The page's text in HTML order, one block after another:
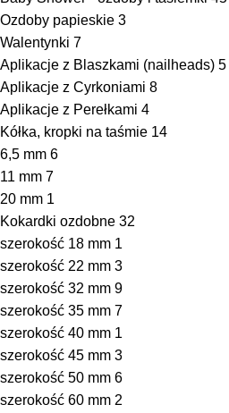
Ozdoby papieskie 3
Walentynki 7
Aplikacje z Blaszkami (nailheads) 5
Aplikacje z Cyrkoniami 8
Aplikacje z Perełkami 4
Kółka, kropki na taśmie 14
6,5 mm 6
11 mm 7
20 mm 1
Kokardki ozdobne 32
szerokość 18 mm 1
szerokość 22 mm 3
szerokość 32 mm 9
szerokość 35 mm 7
szerokość 40 mm 1
szerokość 45 mm 3
szerokość 50 mm 6
szerokość 60 mm 2